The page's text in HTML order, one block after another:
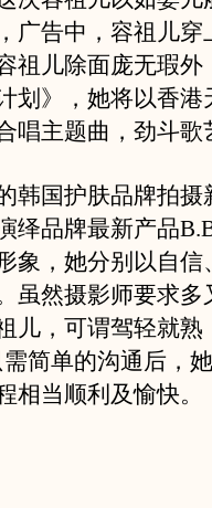
广告中，容祖儿穿
祖儿除面庞无瑕外
划》，她将以香港
唱主题曲，劲斗歌
国护肤品牌拍摄
绎品牌最新产品
象，她分别以自信
虽然摄影师要求多
儿，可谓驾轻就熟
需简单的沟通后，
相当顺利及愉快。